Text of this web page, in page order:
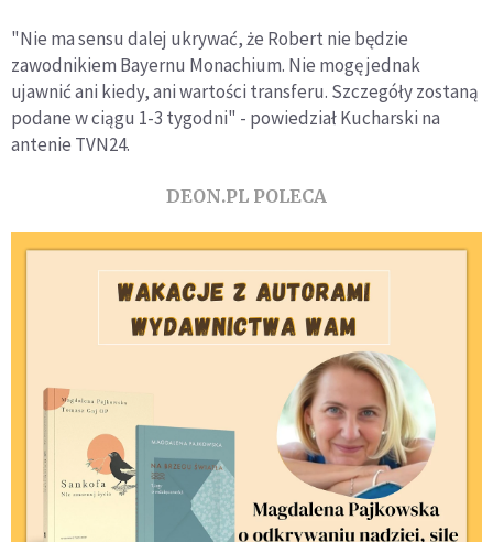
"Nie ma sensu dalej ukrywać, że Robert nie będzie
zawodnikiem Bayernu Monachium. Nie mogę jednak
ujawnić ani kiedy, ani wartości transferu. Szczegóły zostaną
podane w ciągu 1-3 tygodni" - powiedział Kucharski na
antenie TVN24.
DEON.PL POLECA